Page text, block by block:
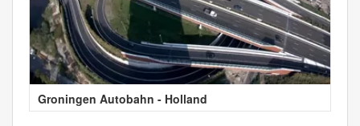
Groningen Autobahn - Holland